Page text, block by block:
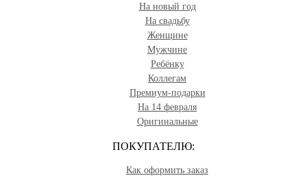
На новый год
На свадьбу
Женщине
Мужчине
Ребёнку
Коллегам
Премиум-подарки
На 14 февраля
Оригинальные
ПОКУПАТЕЛЮ:
Как оформить заказ